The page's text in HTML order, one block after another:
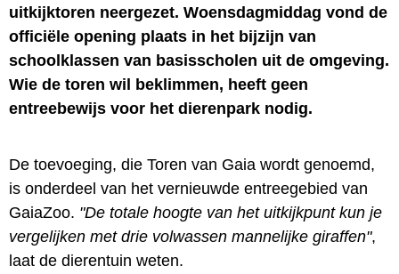
uitkijktoren neergezet. Woensdagmiddag vond de
officiële opening plaats in het bijzijn van
schoolklassen van basisscholen uit de omgeving.
Wie de toren wil beklimmen, heeft geen
entreebewijs voor het dierenpark nodig.
De toevoeging, die Toren van Gaia wordt genoemd,
is onderdeel van het vernieuwde entreegebied van
GaiaZoo. "De totale hoogte van het uitkijkpunt kun je
vergelijken met drie volwassen mannelijke giraffen",
laat de dierentuin weten.